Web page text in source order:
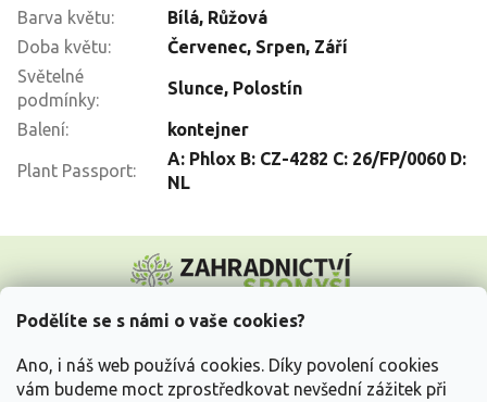
Podělíte se s námi o vaše cookies?
Ano, i náš web používá cookies. Díky povolení cookies
vám budeme moct zprostředkovat nevšední zážitek při
Barva květu: Bílá, Růžová
Doba květu: Červenec, Srpen, Září
Světelné
podmínky:
Slunce, Polostín
Balení: kontejner
Plant Passport:
A: Phlox B: CZ-4282 C: 26/FP/0060 D:
NL
p
Vše o nákupu